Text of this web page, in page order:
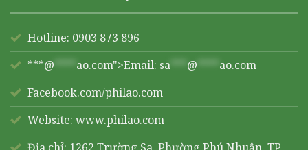
Hotline: 0903 873 896
***@ **** ao.com">Email: sa *** @ **** ao.com
Facebook.com/philao.com
Website: www.philao.com